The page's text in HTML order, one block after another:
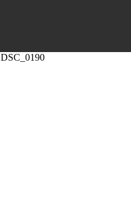
DSC_0190